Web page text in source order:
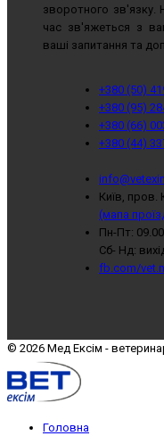
зворотного
час зв'яжеться з
ваші запитання та
+380 (50)
+380 (95)
+380 (66)
+380 (44)
Київ, пров.
(мапа
Пн-Пт:
Сб- Нд:
fb.com/
© 2026 Мед Ексім -
Головна